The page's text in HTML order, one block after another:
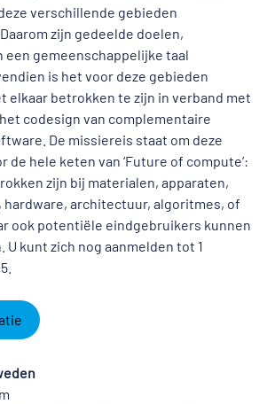
verschillende gebieden
zijn gedeelde doelen,
een gemeenschappelijke taal
is het voor deze gebieden
elkaar betrokken te zijn in verband met
codesign van complementaire
De missiereis staat om deze
de hele keten van ‘Future of compute’:
zijn bij materialen, apparaten,
architectuur, algoritmes, of
ook potentiële eindgebruikers kunnen
U kunt zich nog aanmelden tot 1